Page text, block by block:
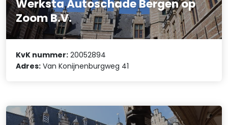
Werksta Autoschade Bergen op
Zoom B.V.
KvK nummer: 20052894
Adres: Van Konijnenburgweg 41